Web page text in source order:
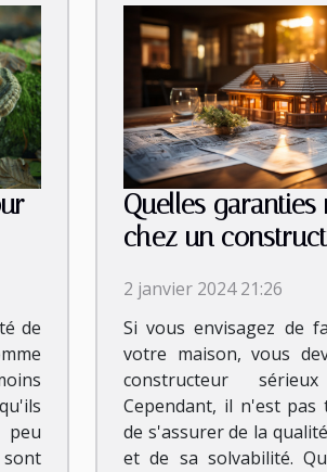
de
peu
sont
Quelles garanties
chez un
2 janvier 2024 21:26
Si vous envisagez de
votre maison, vous
constructeur
Cependant, il n'est pas
de s'assurer de la
et de sa solvabilité.